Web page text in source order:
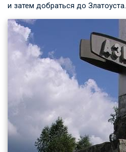
и затем добраться до Златоуста.